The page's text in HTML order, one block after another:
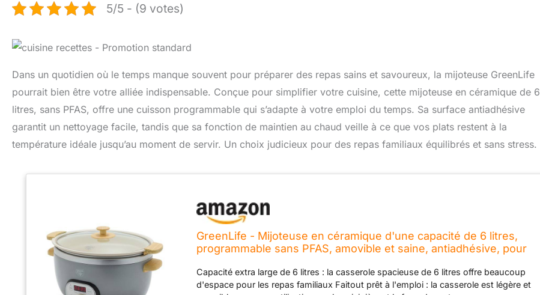
5/5 - (9 votes)
Dans un quotidien où le temps manque souvent pour préparer des repas sains et savoureux, la mijoteuse GreenLife
pourrait bien être votre alliée indispensable. Conçue pour simplifier votre cuisine, cette mijoteuse en céramique de 6
litres, sans PFAS, offre une cuisson programmable qui s’adapte à votre emploi du temps. Sa surface antiadhésive
garantit un nettoyage facile, tandis que sa fonction de maintien au chaud veille à ce que vos plats restent à la
température idéale jusqu’au moment de servir. Un choix judicieux pour des repas familiaux équilibrés et sans stress.
GreenLife - Mijoteuse en céramique d'une capacité de 6 litres,
programmable sans PFAS, amovible et saine, antiadhésive, pour
Capacité extra large de 6 litres : la casserole spacieuse de 6 litres offre beaucoup
d'espace pour les repas familiaux Faitout prêt à l'emploi : la casserole est légère et